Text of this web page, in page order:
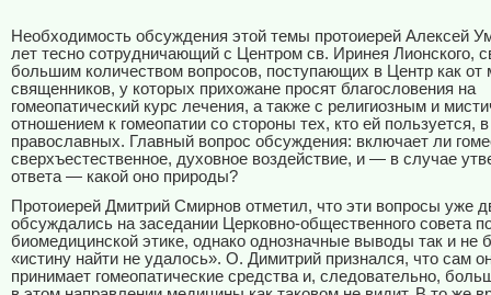
Необходимость обсуждения этой темы протоиерей Алексей
лет тесно сотрудничающий с Центром св. Иринея Лионского,
большим количеством вопросов, поступающих в Центр как от
священников, у которых прихожане просят благословения на
гомеопатический курс лечения, а также с религиозным и
отношением к гомеопатии со стороны тех, кто ей пользуется,
православных. Главный вопрос обсуждения: включает ли
сверхъестественное, духовное воздействие, и — в случае
ответа — какой оно природы?
Протоиерей Дмитрий Смирнов отметил, что эти вопросы уже
обсуждались на заседании Церковно-общественного совета
биомедицинской этике, однако однозначные выводы так и не
«истину найти не удалось». О. Димитрий признался, что сам
принимает гомеопатические средства и, следовательно,